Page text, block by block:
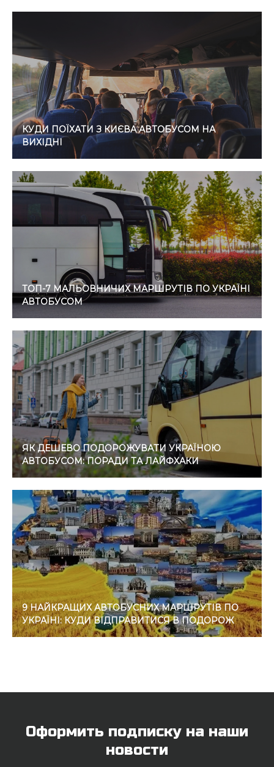
КУДИ ПОЇХАТИ З КИЄВА АВТОБУСОМ НА
ВИХІДНІ
ТОП-7 МАЛЬОВНИЧИХ МАРШРУТІВ ПО УКРАЇНІ
АВТОБУСОМ
ЯК ДЕШЕВО ПОДОРОЖУВАТИ УКРАЇНОЮ
АВТОБУСОМ: ПОРАДИ ТА ЛАЙФХАКИ
9 НАЙКРАЩИХ АВТОБУСНИХ МАРШРУТІВ ПО
УКРАЇНІ: КУДИ ВІДПРАВИТИСЯ В ПОДОРОЖ
Оформить подписку на наши
новости